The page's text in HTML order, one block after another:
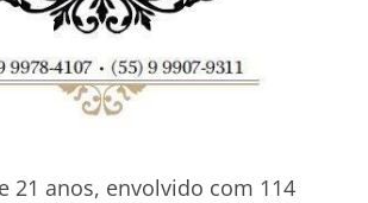
21 anos, envolvido com 114